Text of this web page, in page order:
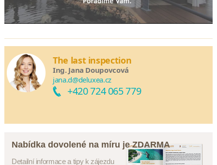
The last inspection
Ing. Jana Doupovcová
jana.d@deluxea.cz
+420 724 065 779
Nabídka dovolené na míru je ZDARMA
Detailní informace a tipy k zájezdu